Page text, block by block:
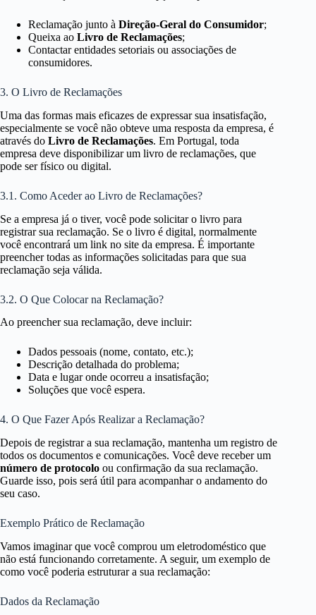
Reclamação junto à Direção-Geral do Consumidor;
Queixa ao Livro de Reclamações;
Contactar entidades setoriais ou associações de
consumidores.
3. O Livro de Reclamações
Uma das formas mais eficazes de expressar sua insatisfação,
especialmente se você não obteve uma resposta da empresa, é
através do Livro de Reclamações. Em Portugal, toda
empresa deve disponibilizar um livro de reclamações, que
pode ser físico ou digital.
3.1. Como Aceder ao Livro de Reclamações?
Se a empresa já o tiver, você pode solicitar o livro para
registrar sua reclamação. Se o livro é digital, normalmente
você encontrará um link no site da empresa. É importante
preencher todas as informações solicitadas para que sua
reclamação seja válida.
3.2. O Que Colocar na Reclamação?
Ao preencher sua reclamação, deve incluir:
Dados pessoais (nome, contato, etc.);
Descrição detalhada do problema;
Data e lugar onde ocorreu a insatisfação;
Soluções que você espera.
4. O Que Fazer Após Realizar a Reclamação?
Depois de registrar a sua reclamação, mantenha um registro de
todos os documentos e comunicações. Você deve receber um
número de protocolo ou confirmação da sua reclamação.
Guarde isso, pois será útil para acompanhar o andamento do
seu caso.
Exemplo Prático de Reclamação
Vamos imaginar que você comprou um eletrodoméstico que
não está funcionando corretamente. A seguir, um exemplo de
como você poderia estruturar a sua reclamação:
Dados da Reclamação